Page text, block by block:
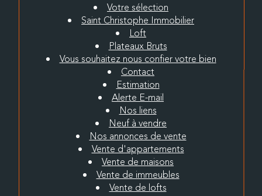
Votre sélection
Saint Christophe Immobilier
Loft
Plateaux Bruts
Vous souhaitez nous confier votre bien
Contact
Estimation
Alerte E-mail
Nos liens
Neuf à vendre
Nos annonces de vente
Vente d'appartements
Vente de maisons
Vente de immeubles
Vente de lofts